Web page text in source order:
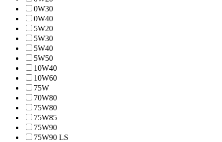
0W30
0W40
5W20
5W30
5W40
5W50
10W40
10W60
75W
70W80
75W80
75W85
75W90
75W90 LS